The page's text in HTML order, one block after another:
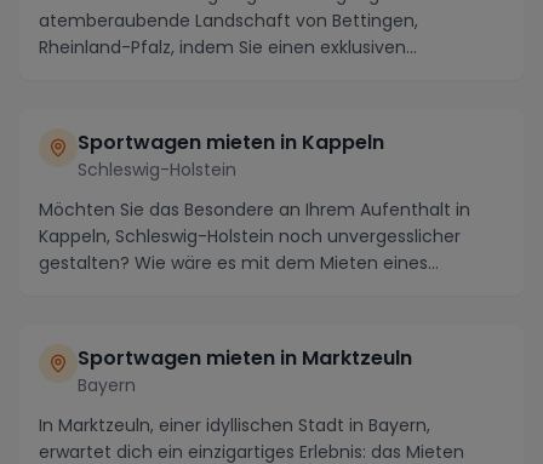
atemberaubende Landschaft von Bettingen,
Rheinland-Pfalz, indem Sie einen exklusiven
Sportwagen mieten in Kappeln
Schleswig-Holstein
Möchten Sie das Besondere an Ihrem Aufenthalt in
Kappeln, Schleswig-Holstein noch unvergesslicher
gestalten? Wie wäre es mit dem Mieten eines
Sportwagen mieten in Marktzeuln
Bayern
In Marktzeuln, einer idyllischen Stadt in Bayern,
erwartet dich ein einzigartiges Erlebnis: das Mieten